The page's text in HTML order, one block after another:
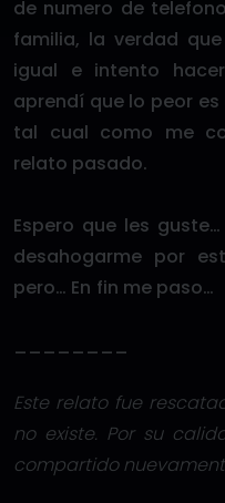
de numero de
familia, la verdad
igual e intento
aprendí que lo peor
tal cual como me
relato pasado.
Espero que les
desahogarme por
pero… En fin me paso…
________
Este relato fue
no existe. Por su
compartido